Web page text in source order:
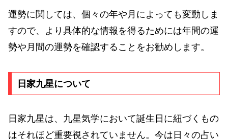
運勢に関しては、個々の年や月によっても変動しま
すので、より具体的な情報を得るためには年間の運
勢や月間の運勢を確認することをお勧めします。
日家九星について
日家九星は、九星気学において誕生日に紐づくもの
はそれほど重要視されていません。今は日々の占い